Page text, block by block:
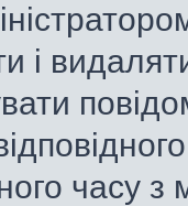
і
часу